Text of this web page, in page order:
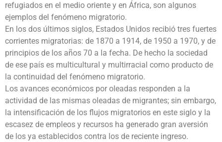
refugiados en el medio oriente y en África, son algunos
ejemplos del fenómeno migratorio.
En los dos últimos siglos, Estados Unidos recibió tres fuertes
corrientes migratorias: de 1870 a 1914, de 1950 a 1970, y de
principios de los años 70 a la fecha. De hecho la sociedad
de ese país es multicultural y multirracial como producto de
la continuidad del fenómeno migratorio.
Los avances económicos por oleadas responden a la
actividad de las mismas oleadas de migrantes; sin embargo,
la intensificación de los flujos migratorios en este siglo y la
escasez de empleos y recursos ha generado gran aversión
de los ya establecidos contra los de reciente ingreso.